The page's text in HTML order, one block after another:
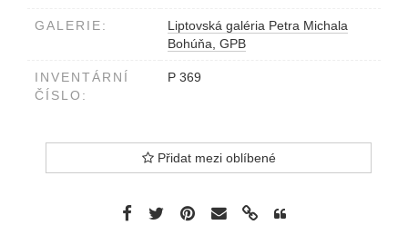
GALERIE:
Liptovská galéria Petra Michala
Bohúňa, GPB
INVENTÁRNÍ
ČÍSLO:
P 369
Přidat mezi oblíbené